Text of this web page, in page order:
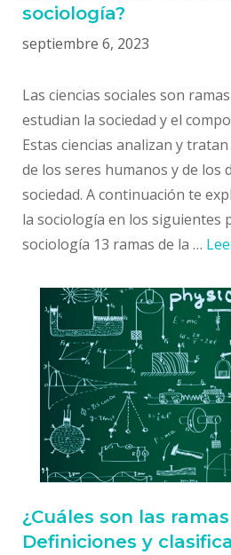
sociología?
septiembre 6, 2023
Las ciencias sociales son
estudian la sociedad y el
Estas ciencias analizan y
de los seres humanos y de los
sociedad. A continuación te
la sociología en los siguientes
sociología 13 ramas de la …
¿Cuáles son las
Definiciones y